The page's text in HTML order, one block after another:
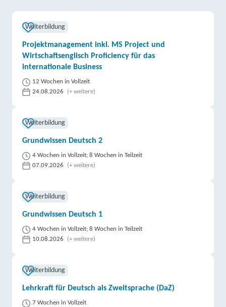
Weiterbildung
Projektmanagement inkl. MS Project und
Wirtschaftsenglisch Proficiency für das
internationale Business
12 Wochen in Vollzeit
24.08.2026
(+ weitere)
Weiterbildung
Grundwissen Deutsch 2
4 Wochen in Vollzeit; 8 Wochen in Teilzeit
07.09.2026
(+ weitere)
Weiterbildung
Grundwissen Deutsch 1
4 Wochen in Vollzeit; 8 Wochen in Teilzeit
10.08.2026
(+ weitere)
Weiterbildung
Lehrkraft für Deutsch als Zweitsprache (DaZ)
7 Wochen in Vollzeit